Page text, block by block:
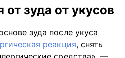
от зуда от укусов
зуда после укуса
реакция, снять